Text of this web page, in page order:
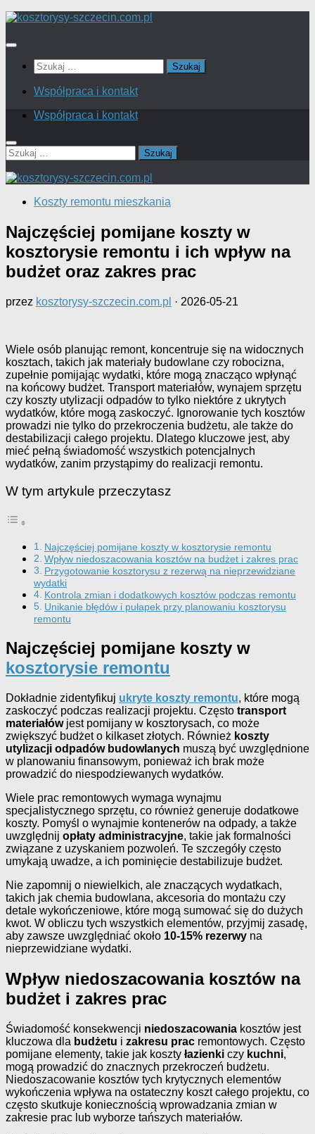
Skip
content
Szukaj:
Współpraca i kontakt
Współpraca i kontakt
Szukaj:
Koszty remontu mieszkania
Najczęściej pomijane koszty w
kosztorysie remontu i ich wpływ na
budżet oraz zakres prac
przez kosztorysy-szczecin.com.pl · 2026-05-21
Wiele osób planując remont, koncentruje się na widocznych
kosztach, takich jak materiały budowlane czy robocizna,
zupełnie pomijając wydatki, które mogą znacząco wpłynąć
na końcowy budżet. Transport materiałów, wynajem sprzętu
czy koszty utylizacji odpadów to tylko niektóre z ukrytych
wydatków, które mogą zaskoczyć. Ignorowanie tych kosztów
prowadzi nie tylko do przekroczenia budżetu, ale także do
destabilizacji całego projektu. Dlatego kluczowe jest, aby
mieć pełną świadomość wszystkich potencjalnych
wydatków, zanim przystąpimy do realizacji remontu.
W tym artykule przeczytasz
Najczęściej pomijane koszty w kosztorysie remontu
Wpływ niedoszacowania kosztów na budżet i zakres prac
Przygotowanie kosztorysu z rezerwą na nieprzewidziane
wydatki
Kontrola zmian i dodatkowych kosztów podczas remontu
Unikanie błędów i pułapek przy planowaniu kosztorysu
remontu
Najczęściej pomijane koszty w
kosztorysie remontu
Dokładnie zidentyfikuj ukryte koszty remontu, które mogą
zaskoczyć podczas realizacji projektu. Często transport
materiałówjest pomijany w kosztorysach, co może
zwiększyć budżet o kilkaset złotych. Również koszty
utylizacji odpadów budowlanych muszą być uwzględnione
w planowaniu finansowym, ponieważ ich brak może
prowadzić do niespodziewanych wydatków.
Wiele prac remontowych wymaga wynajmu
specjalistycznego sprzętu, co również generuje dodatkowe
koszty. Pomyśl o wynajmie kontenerów na odpady, a także
uwzględnij opłaty administracyjne, takie jak formalności
związane z uzyskaniem pozwoleń. Te szczegóły często
umykają uwadze, a ich pominięcie destabilizuje budżet.
Nie zapomnij o niewielkich, ale znaczących wydatkach,
takich jak chemia budowlana, akcesoria do montażu czy
detale wykończeniowe, które mogą sumować się do dużych
kwot. W obliczu tych wszystkich elementów, przyjmij zasadę,
aby zawsze uwzględniać około 10-15% rezerwy na
nieprzewidziane wydatki.
Wpływ niedoszacowania kosztów na
budżet i zakres prac
Świadomość konsekwencji niedoszacowania kosztów jest
kluczowa dla budżetu i zakresu prac remontowych. Często
pomijane elementy, takie jak koszty łazienki czy kuchni,
mogą prowadzić do znacznych przekroczeń budżetu.
Niedoszacowanie kosztów tych krytycznych elementów
wykończenia wpływa na ostateczny koszt całego projektu, co
często skutkuje koniecznością wprowadzania zmian w
zakresie prac lub wyborze tańszych materiałów.